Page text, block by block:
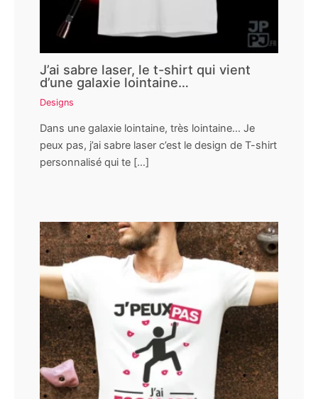
J’ai sabre laser, le t-shirt qui vient
d’une galaxie lointaine…
Designs
Dans une galaxie lointaine, très lointaine… Je
peux pas, j’ai sabre laser c’est le design de T-shirt
personnalisé qui te […]